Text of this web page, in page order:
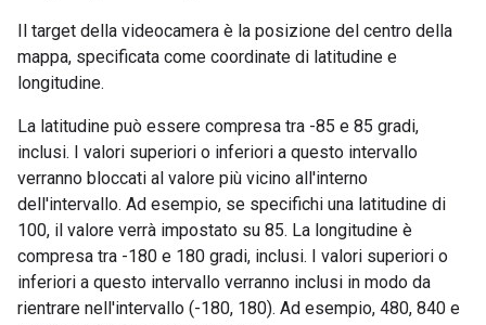
Il target della videocamera è la posizione del centro della
mappa, specificata come coordinate di latitudine e
longitudine.
La latitudine può essere compresa tra -85 e 85 gradi,
inclusi. I valori superiori o inferiori a questo intervallo
verranno bloccati al valore più vicino all'interno
dell'intervallo. Ad esempio, se specifichi una latitudine di
100, il valore verrà impostato su 85. La longitudine è
compresa tra -180 e 180 gradi, inclusi. I valori superiori o
inferiori a questo intervallo verranno inclusi in modo da
rientrare nell'intervallo (-180, 180). Ad esempio, 480, 840 e